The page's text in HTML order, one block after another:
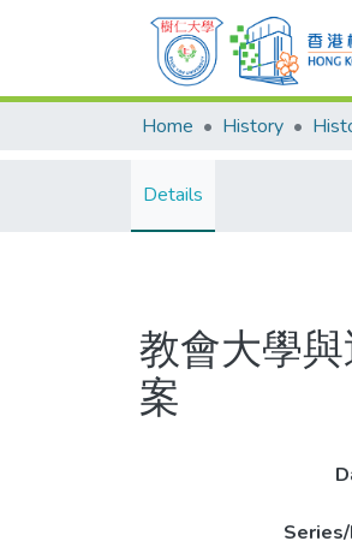
Home History
Details
教會大學
案